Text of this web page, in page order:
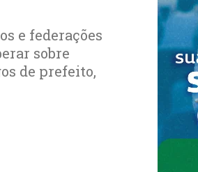
e federações
sobre
de prefeito,